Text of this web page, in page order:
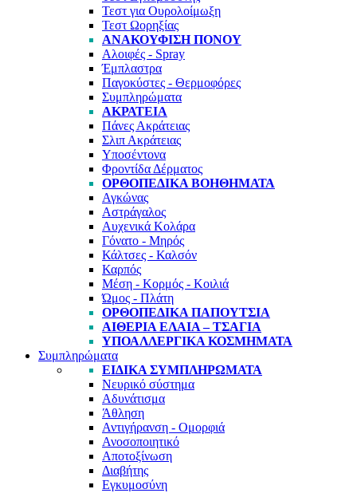
Τεστ για Ουρολοίμωξη
Τεστ Ωορηξίας
ΑΝΑΚΟΥΦΙΣΗ ΠΟΝΟΥ
Αλοιφές - Spray
Έμπλαστρα
Παγοκύστες - Θερμοφόρες
Συμπληρώματα
ΑΚΡΑΤΕΙΑ
Πάνες Ακράτειας
Σλιπ Ακράτειας
Υποσέντονα
Φροντίδα Δέρματος
ΟΡΘΟΠΕΔΙΚΑ ΒΟΗΘΗΜΑΤΑ
Αγκώνας
Αστράγαλος
Αυχενικά Κολάρα
Γόνατο - Μηρός
Κάλτσες - Καλσόν
Καρπός
Μέση - Κορμός - Κοιλιά
Ώμος - Πλάτη
ΟΡΘΟΠΕΔΙΚΑ ΠΑΠΟΥΤΣΙΑ
ΑΙΘΕΡΙΑ ΕΛΑΙΑ – ΤΣΑΓΙΑ
ΥΠΟΑΛΛΕΡΓΙΚΑ ΚΟΣΜΗΜΑΤΑ
Συμπληρώματα
ΕΙΔΙΚΑ ΣΥΜΠΛΗΡΩΜΑΤΑ
Νευρικό σύστημα
Αδυνάτισμα
Άθληση
Αντιγήρανση - Ομορφιά
Ανοσοποιητικό
Αποτοξίνωση
Διαβήτης
Εγκυμοσύνη